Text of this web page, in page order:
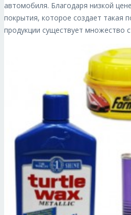
автомобиля. Благодаря низкой
покрытия, которое создает такая
продукции существует множество